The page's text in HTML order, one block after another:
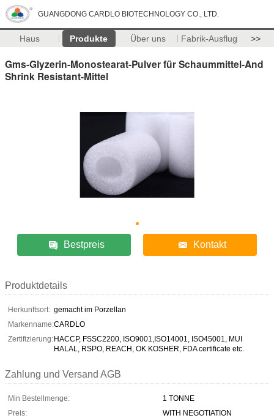
GUANGDONG CARDLO BIOTECHNOLOGY CO., LTD.
Haus Produkte Über uns Fabrik-Ausflug >>
Gms-Glyzerin-Monostearat-Pulver für Schaummittel-And
Shrink Resistant-Mittel
Bestpreis Kontakt
Produktdetails
Herkunftsort: gemacht im Porzellan
Markenname:CARDLO
Zertifizierung:HACCP, FSSC2200, ISO9001,ISO14001, ISO45001, MUI
HALAL, RSPO, REACH, OK KOSHER, FDA certificate etc.
Zahlung und Versand AGB
Min Bestellmenge:
1 TONNE
Preis:
WITH NEGOTIATION